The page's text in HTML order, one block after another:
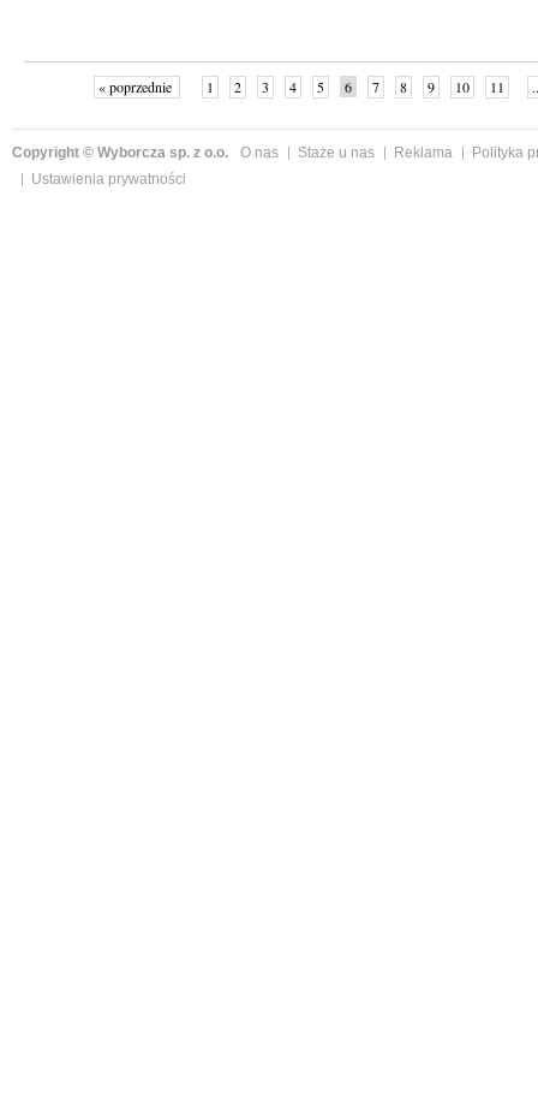
« poprzednie 1 2 3 4 5 6 7 8 9 10 11
Copyright © Wyborcza sp. z o.o. O nas Staże u nas Reklama
Polityka
Ustawienia prywatności